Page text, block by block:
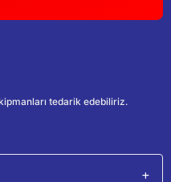
tedarik edebiliriz.